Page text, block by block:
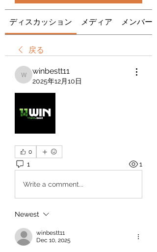
ディスカッション メディア メンバー
戻る
winbestt11
winbestt11
2025年12月10日
0
1 1
Write a comment...
Newest
winbestt11
Dec 10, 2025